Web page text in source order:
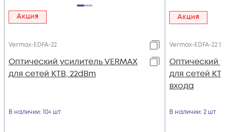
Акция
Vermax-EDFA-22
Оптический усилитель VERMAX
для сетей КТВ, 22dBm
В наличии: 10+ шт
Акция
Vermax-EDFA-22 S
Оптический
для сетей
входа
В наличии: 2 шт